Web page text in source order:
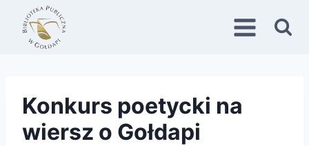
Przejdź
treści
Konkurs poetycki na
wiersz o Gołdapi